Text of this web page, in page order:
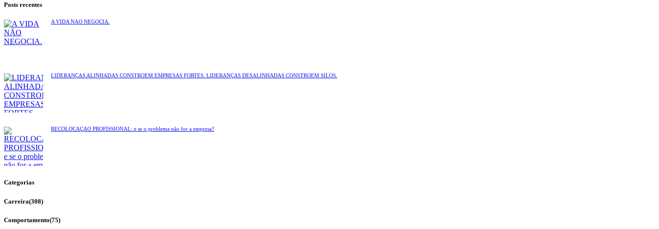
Posts recentes
A VIDA NÃO NEGOCIA.
LIDERANÇAS ALINHADAS CONSTROEM EMPRESAS FORTES. LIDERANÇAS DESALINHADAS CONSTROEM SILOS.
RECOLOCAÇÃO PROFISSIONAL: e se o problema não for a empresa?
Categorias
Carreira(308)
Comportamento(75)